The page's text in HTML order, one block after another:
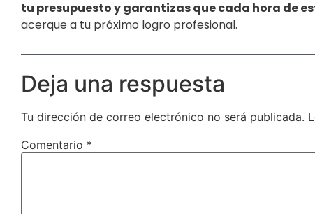
tu presupuesto y garantizas que cada hora de
acerque a tu próximo logro profesional.
Deja una respuesta
Tu dirección de correo electrónico no será publicada.
Comentario *